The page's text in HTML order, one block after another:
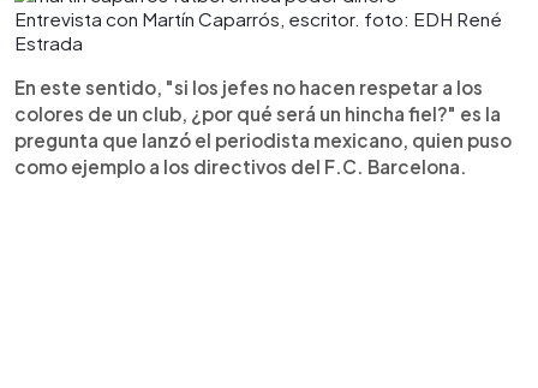
Entrevista con Martín Caparrós, escritor. foto: EDH René
Estrada
En este sentido, "si los jefes no hacen respetar a los
colores de un club, ¿por qué será un hincha fiel?" es la
pregunta que lanzó el periodista mexicano, quien puso
como ejemplo a los directivos del F.C. Barcelona.